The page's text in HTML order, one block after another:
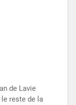
de Lavie
reste de la